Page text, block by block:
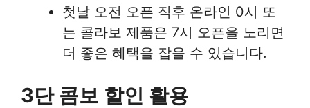
첫날 오전 오픈 직후 온라인 0시 또
는 콜라보 제품은 7시 오픈을 노리면
더 좋은 혜택을 잡을 수 있습니다.
3단 콤보 할인 활용